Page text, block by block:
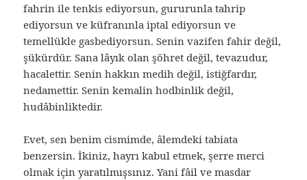
fahrin ile tenkis ediyorsun, gururunla tahrip
ediyorsun ve küfranınla iptal ediyorsun ve
temellükle gasbediyorsun. Senin vazifen fahir değil,
şükürdür. Sana lâyık olan şöhret değil, tevazudur,
hacalettir. Senin hakkın medih değil, istiğfardır,
nedamettir. Senin kemalin hodbinlik değil,
hudâbinliktedir.
Evet, sen benim cismimde, âlemdeki tabiata
benzersin. İkiniz, hayrı kabul etmek, şerre merci
olmak için yaratılmışsınız. Yani fâil ve masdar